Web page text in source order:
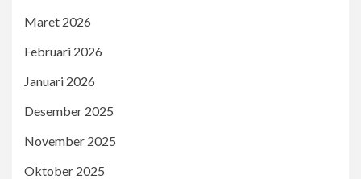
Maret 2026
Februari 2026
Januari 2026
Desember 2025
November 2025
Oktober 2025